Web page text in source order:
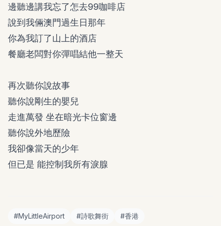
邊聽邊講我忘了怎去99咖啡店
說到我倆澳門過生日那年
你為我訂了山上的酒店
餐廳老闆對你彈唱結他一整天
再次聽你說故事
聽你說剛生的嬰兒
走進萬發 坐在暗光卡位窗邊
聽你說外地歷險
我卻像當天的少年
但已是 能控制我所有淚腺
#MyLittleAirport #詩歌舞街 #香港